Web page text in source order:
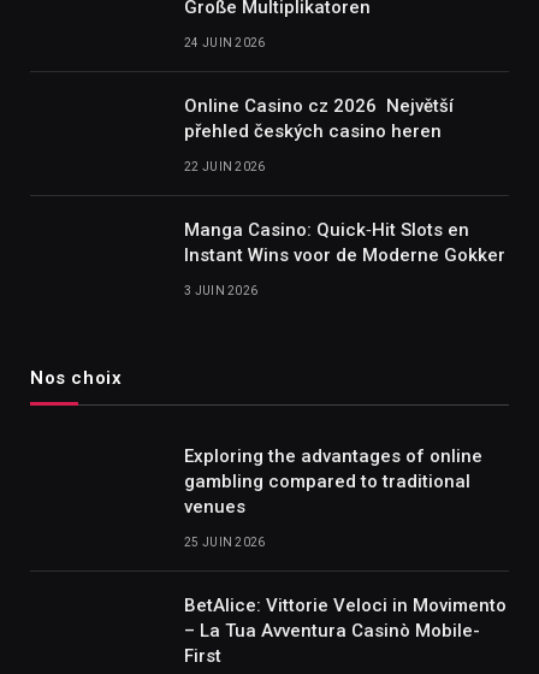
Große Multiplikatoren
24 JUIN 2026
Online Casino cz 2026 ️ Největší
přehled českých casino heren
22 JUIN 2026
Manga Casino: Quick‑Hit Slots en
Instant Wins voor de Moderne Gokker
3 JUIN 2026
Nos choix
Exploring the advantages of online
gambling compared to traditional
venues
25 JUIN 2026
BetAlice: Vittorie Veloci in Movimento
– La Tua Avventura Casinò Mobile-
First